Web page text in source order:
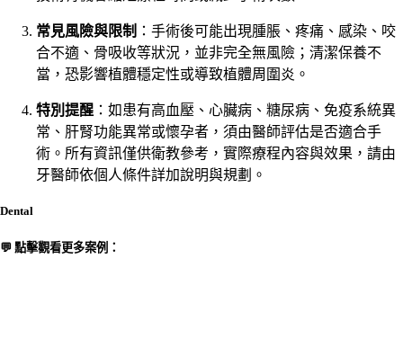
常見風險與限制 ：手術後可能出現腫脹、疼痛、感染、咬
合不適、骨吸收等狀況，並非完全無風險；清潔保養不
當，恐影響植體穩定性或導致植體周圍炎。
特別提醒 ：如患有高血壓、心臟病、糖尿病、免疫系統異
常、肝腎功能異常或懷孕者，須由醫師評估是否適合手
術。所有資訊僅供衛教參考，實際療程內容與效果，請由
牙醫師依個人條件詳加說明與規劃。
Dental
💬 點擊觀看更多案例：